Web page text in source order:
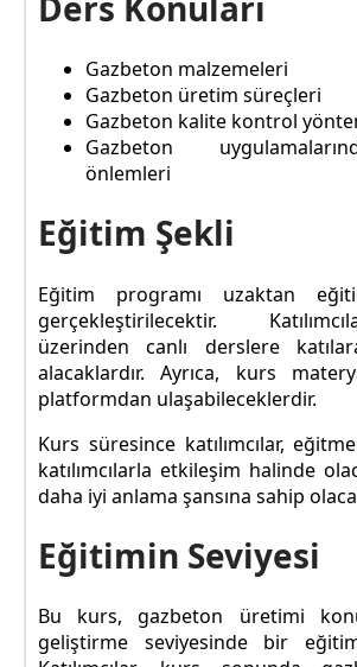
Gazbeton malzemeleri
Gazbeton üretim süreçleri
Gazbeton kalite kontrol
Gazbeton
önlemleri
Eğitim Şekli
Eğitim programı uzaktan
gerçekleştirilecektir.
üzerinden canlı derslere
alacaklardır. Ayrıca, kurs
platformdan ulaşabileceklerdir.
Kurs süresince katılımcılar,
katılımcılarla etkileşim halinde
daha iyi anlama şansına sahip
Eğitimin Seviyesi
Bu kurs, gazbeton üretimi
geliştirme seviyesinde bir